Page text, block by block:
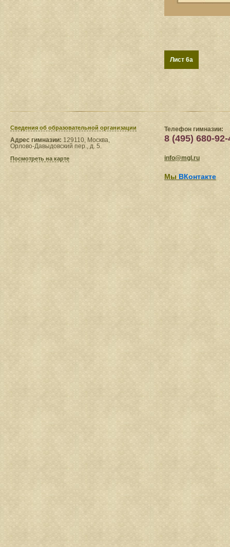
Лист 6a
Сведения​ об образовательной организации
Адрес гимназии: 129110, Москва,
Орлово-Давыдовский пер., д. 5.
Посмотреть на карте
Телефон гимназии:
8 (495) 680-92-
info@mgl.ru
Мы ВКонтакте